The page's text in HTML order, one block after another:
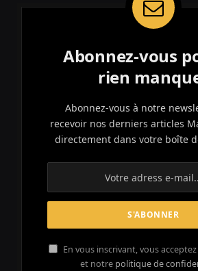
Abonnez-vous
rien
Abonnez-vous à notre
recevoir nos derniers articles
directement dans votre boîte
En vous inscrivant, vous
et notre politique de